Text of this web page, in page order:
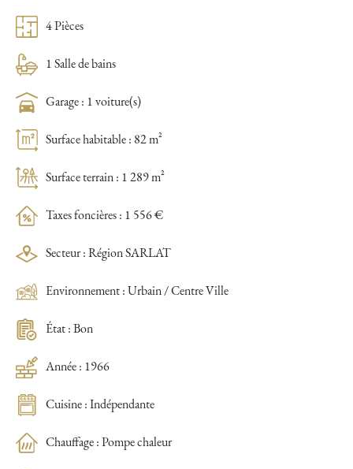
4 Pièces
1 Salle de bains
Garage : 1 voiture(s)
Surface habitable : 82 m²
Surface terrain : 1 289 m²
Taxes foncières : 1 556 €
Secteur : Région SARLAT
Environnement : Urbain / Centre Ville
État : Bon
Année : 1966
Cuisine : Indépendante
Chauffage : Pompe chaleur